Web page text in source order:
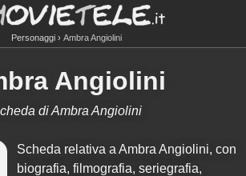
Personaggi Ambra Angiolini
Angiolini
di Ambra Angiolini
Scheda relativa a Ambra Angiolini, con
biografia, filmografia, seriegrafia,